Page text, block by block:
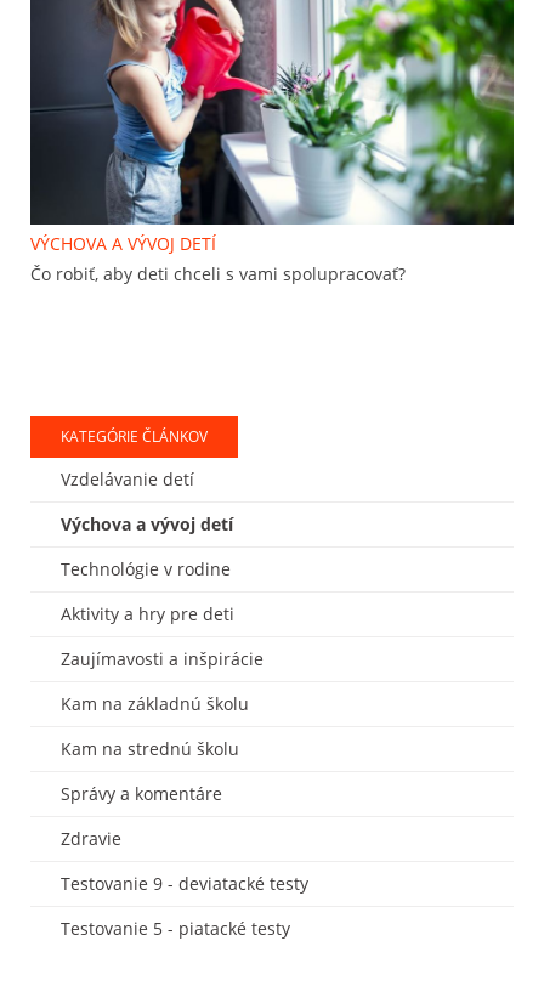
VÝCHOVA A VÝVOJ DETÍ
Čo robiť, aby deti chceli s vami spolupracovať?
KATEGÓRIE ČLÁNKOV
Vzdelávanie detí
Výchova a vývoj detí
Technológie v rodine
Aktivity a hry pre deti
Zaujímavosti a inšpirácie
Kam na základnú školu
Kam na strednú školu
Správy a komentáre
Zdravie
Testovanie 9 - deviatacké testy
Testovanie 5 - piatacké testy